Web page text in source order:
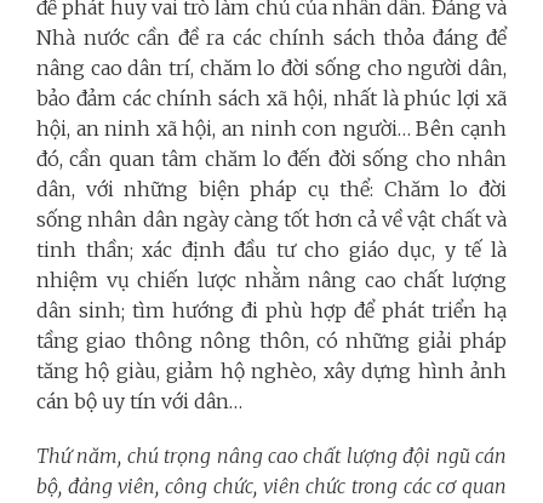
để phát huy vai trò làm chủ của nhân dân. Đảng và
Nhà nước cần đề ra các chính sách thỏa đáng để
nâng cao dân trí, chăm lo đời sống cho người dân,
bảo đảm các chính sách xã hội, nhất là phúc lợi xã
hội, an ninh xã hội, an ninh con người… Bên cạnh
đó, cần quan tâm chăm lo đến đời sống cho nhân
dân, với những biện pháp cụ thể: Chăm lo đời
sống nhân dân ngày càng tốt hơn cả về vật chất và
tinh thần; xác định đầu tư cho giáo dục, y tế là
nhiệm vụ chiến lược nhằm nâng cao chất lượng
dân sinh; tìm hướng đi phù hợp để phát triển hạ
tầng giao thông nông thôn, có những giải pháp
tăng hộ giàu, giảm hộ nghèo, xây dựng hình ảnh
cán bộ uy tín với dân…
Thứ năm, chú trọng nâng cao chất lượng đội ngũ cán
bộ, đảng viên, công chức, viên chức trong các cơ quan